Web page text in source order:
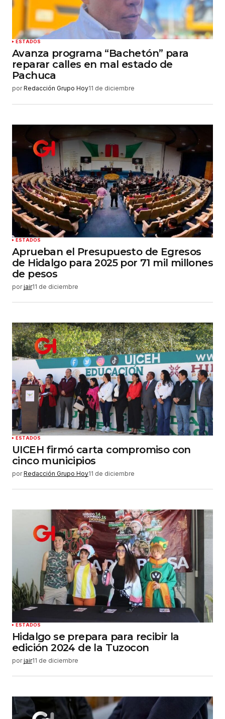
ESTADOS
Avanza programa “Bachetón” para
reparar calles en mal estado de
Pachuca
por Redacción Grupo Hoy11 de diciembre
ESTADOS
Aprueban el Presupuesto de Egresos
de Hidalgo para 2025 por 71 mil millones
de pesos
por jair11 de diciembre
ESTADOS
UICEH firmó carta compromiso con
cinco municipios
por Redacción Grupo Hoy11 de diciembre
ESTADOS
Hidalgo se prepara para recibir la
edición 2024 de la Tuzocon
por jair11 de diciembre